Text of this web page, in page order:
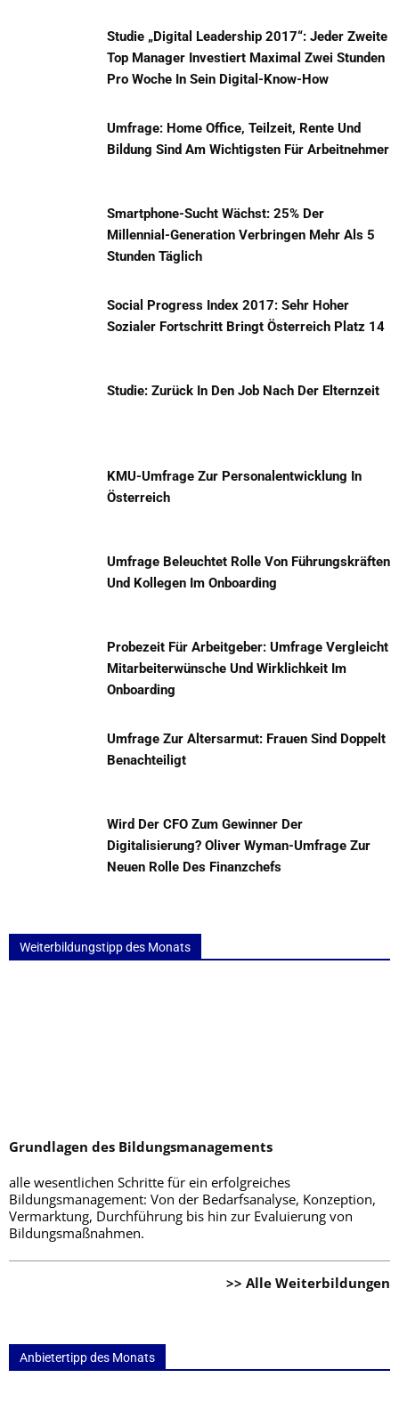
Studie „Digital Leadership 2017“: Jeder Zweite
Top Manager Investiert Maximal Zwei Stunden
Pro Woche In Sein Digital-Know-How
Umfrage: Home Office, Teilzeit, Rente Und
Bildung Sind Am Wichtigsten Für Arbeitnehmer
Smartphone-Sucht Wächst: 25% Der
Millennial-Generation Verbringen Mehr Als 5
Stunden Täglich
Social Progress Index 2017: Sehr Hoher
Sozialer Fortschritt Bringt Österreich Platz 14
Studie: Zurück In Den Job Nach Der Elternzeit
KMU-Umfrage Zur Personalentwicklung In
Österreich
Umfrage Beleuchtet Rolle Von Führungskräften
Und Kollegen Im Onboarding
Probezeit Für Arbeitgeber: Umfrage Vergleicht
Mitarbeiterwünsche Und Wirklichkeit Im
Onboarding
Umfrage Zur Altersarmut: Frauen Sind Doppelt
Benachteiligt
Wird Der CFO Zum Gewinner Der
Digitalisierung? Oliver Wyman-Umfrage Zur
Neuen Rolle Des Finanzchefs
Weiterbildungstipp des Monats
Grundlagen des Bildungsmanagements
alle wesentlichen Schritte für ein erfolgreiches
Bildungsmanagement: Von der Bedarfsanalyse, Konzeption,
Vermarktung, Durchführung bis hin zur Evaluierung von
Bildungsmaßnahmen.
>> Alle Weiterbildungen
Anbietertipp des Monats